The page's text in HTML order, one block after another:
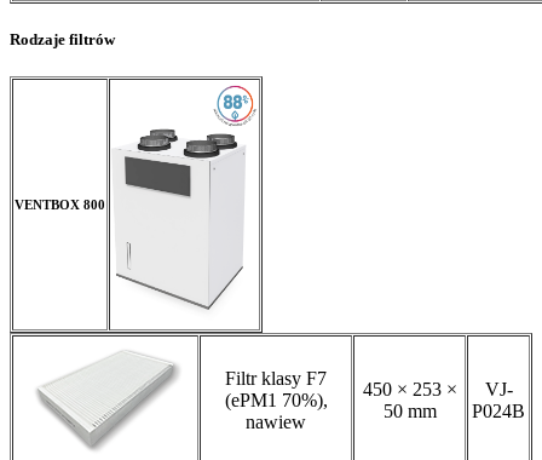
Rodzaje filtrów
VENTBOX 800
Filtr klasy F7
(ePM1 70%),
nawiew
450 × 253 ×
50 mm
VJ-
P024B